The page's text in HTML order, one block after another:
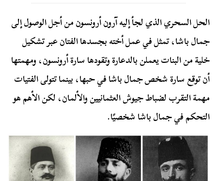
الحل السحري الذي لجأ إليه آرون أرونسون من أجل الوصول إلى
جمال باشا، تمثل في عمل أخته بجسدها الفتان عبر تشكيل
خلية من البنات يعملن بالدعارة وتقودها سارة أرونسون، ومهمتها
أن توقع سارة شخص جمال باشا في حبها، بينما تتولى الفتيات
مهمة التقرب لضباط جيوش العثمانيين والألمان، لكن الأهم هو
التحكم في جمال باشا شخصيًا.